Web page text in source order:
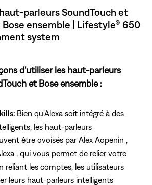
parleurs SoundTouch et
ensemble | Lifestyle® 650
system
d'utiliser les haut-parleurs
et Bose ensemble :
Bien qu'Alexa soit intégré à des
les haut-parleurs
être ovoisés par Alex Aopenin ,
, qui vous permet de relier votre
reliant les comptes, les utilisateurs
leurs haut-parleurs intelligents